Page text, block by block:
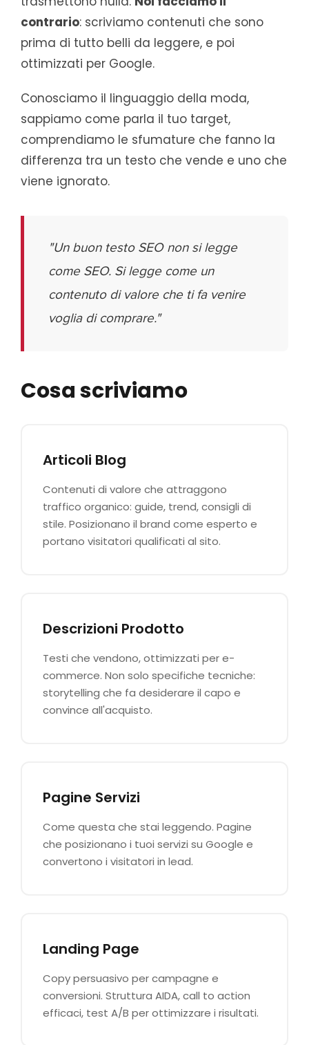
contrario: scriviamo contenuti che sono
prima di tutto belli da leggere, e poi
ottimizzati per Google.
Conosciamo il linguaggio della moda,
sappiamo come parla il tuo target,
comprendiamo le sfumature che fanno la
differenza tra un testo che vende e uno che
viene ignorato.
"Un buon testo SEO non si legge
come SEO. Si legge come un
contenuto di valore che ti fa venire
voglia di comprare."
Cosa scriviamo
Articoli Blog
Contenuti di valore che attraggono
traffico organico: guide, trend, consigli di
stile. Posizionano il brand come esperto e
portano visitatori qualificati al sito.
Descrizioni Prodotto
Testi che vendono, ottimizzati per e-
commerce. Non solo specifiche tecniche:
storytelling che fa desiderare il capo e
convince all'acquisto.
Pagine Servizi
Come questa che stai leggendo. Pagine
che posizionano i tuoi servizi su Google e
convertono i visitatori in lead.
Landing Page
Copy persuasivo per campagne e
conversioni. Struttura AIDA, call to action
efficaci, test A/B per ottimizzare i risultati.